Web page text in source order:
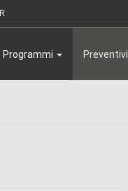
Programmi Preventivi